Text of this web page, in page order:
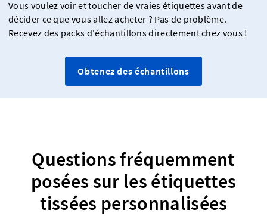
Vous voulez voir et toucher de vraies étiquettes avant de
décider ce que vous allez acheter ? Pas de problème.
Recevez des packs d'échantillons directement chez vous !
Obtenez des échantillons
Questions fréquemment
posées sur les étiquettes
tissées personnalisées